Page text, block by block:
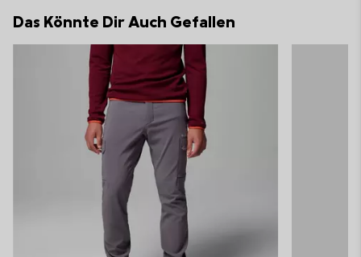
Das Könnte Dir Auch Gefallen